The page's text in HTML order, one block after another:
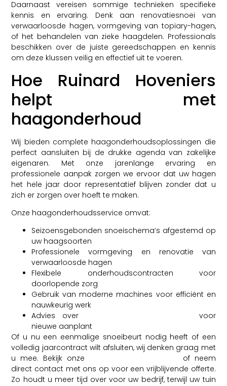
Daarnaast vereisen sommige technieken specifieke
kennis en ervaring. Denk aan renovatiesnoei van
verwaarloosde hagen, vormgeving van topiary-hagen,
of het behandelen van zieke haagdelen. Professionals
beschikken over de juiste gereedschappen en kennis
om deze klussen veilig en effectief uit te voeren.
Hoe Ruinard Hoveniers
helpt met
haagonderhoud
Wij bieden complete haagonderhoudsoplossingen die
perfect aansluiten bij de drukke agenda van zakelijke
eigenaren. Met onze jarenlange ervaring en
professionele aanpak zorgen we ervoor dat uw hagen
het hele jaar door representatief blijven zonder dat u
zich er zorgen over hoeft te maken.
Onze haagonderhoudsservice omvat:
Seizoensgebonden snoeischema’s afgestemd op
uw haagsoorten
Professionele vormgeving en renovatie van
verwaarloosde hagen
Flexibele onderhoudscontracten voor
doorlopende zorg
Gebruik van moderne machines voor efficiënt en
nauwkeurig werk
Advies over
voor
nieuwe aanplant
Of u nu een eenmalige snoeibeurt nodig heeft of een
volledig jaarcontract wilt afsluiten, wij denken graag met
u mee. Bekijk onze
of neem
direct contact met ons op voor een vrijblijvende offerte.
Zo houdt u meer tijd over voor uw bedrijf, terwijl uw tuin